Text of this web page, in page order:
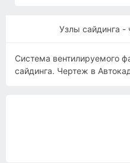
Узлы сайдинга -
Система вентилируемого
сайдинга. Чертеж в